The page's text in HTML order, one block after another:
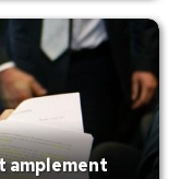
amplement